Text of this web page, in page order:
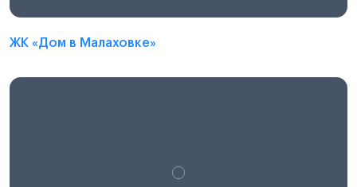
ЖК «Дом в Малаховке»